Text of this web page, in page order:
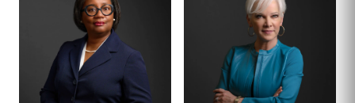
BENSON
VARGHESE
CERTIFICADO POR EL
COLEGIO DE
ABOGADOS ·
DERECHO PENAL
COFUNDADOR
SUMMERSETT
CERTIFICADO POR EL
COLEGIO DE
ABOGADOS ·
DERECHO PENAL